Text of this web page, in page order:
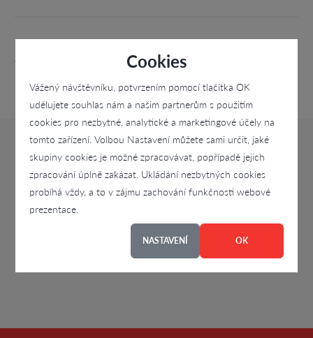
Cookies
Vážený návštěvníku, potvrzením pomocí tlačítka OK
udělujete souhlas nám a našim partnerům s použitím
cookies pro nezbytné, analytické a marketingové účely na
tomto zařízení. Volbou Nastavení můžete sami určit, jaké
skupiny cookies je možné zpracovávat, popřípadě jejich
zpracování úplně zakázat. Ukládání nezbytných cookies
probíhá vždy, a to v zájmu zachování funkčnosti webové
prezentace.
NASTAVENÍ OK